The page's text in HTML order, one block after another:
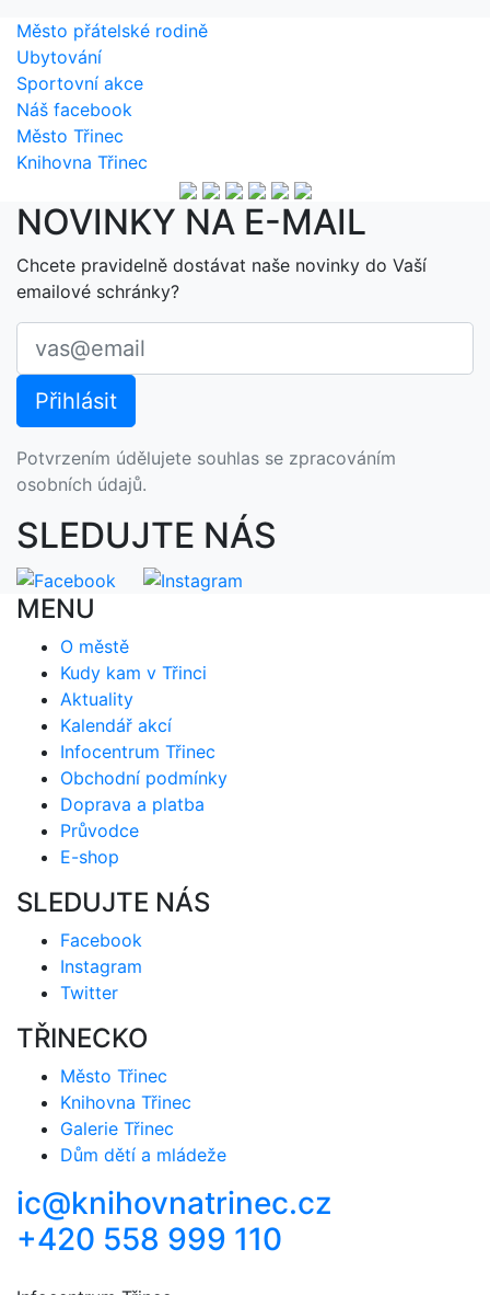
Město přátelské rodině
Ubytování
Sportovní akce
Náš facebook
Město Třinec
Knihovna Třinec
NOVINKY NA E-MAIL
Chcete pravidelně dostávat naše novinky do Vaší
emailové schránky?
Potvrzením údělujete souhlas se zpracováním
osobních údajů.
SLEDUJTE NÁS
MENU
O městě
Kudy kam v Třinci
Aktuality
Kalendář akcí
Infocentrum Třinec
Obchodní podmínky
Doprava a platba
Průvodce
E-shop
SLEDUJTE NÁS
Facebook
Instagram
Twitter
TŘINECKO
Město Třinec
Knihovna Třinec
Galerie Třinec
Dům dětí a mládeže
ic@knihovnatrinec.cz
+420 558 999 110